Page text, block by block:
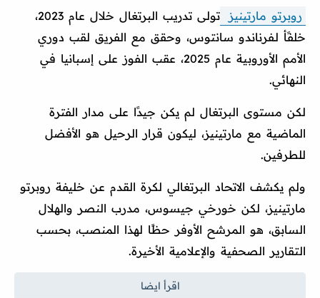
روبرتو مارتينيز
تولى تدريب البرتغال خلال عام 2023،
خلفًأ لـفرناندو سانتوس، وحقق مع الفريق لقب دوري
الأمم الأوروبية عام 2025، عقب الفوز على إسبانيا في
النهائي.
لكن مستوى البرتغال لم يكن جيدًا على مدار الفترة
الماضية مع مارتينيز، ليكون قرار الرحيل هو الأفضل
للطرفين.
ولم يكشف الاتحاد البرتغالي لكرة القدم عن خليفة روبرتو
مارتينيز، لكن خورخي جيسوس، مدرب النصر والهلال
السابق، هو المرشح الأوفر حظًا لهذا المنصب، بحسب
التقارير الصحفية والإعلامية الأخيرة.